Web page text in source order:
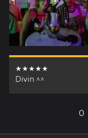
★★★★★
Divin ^^
0